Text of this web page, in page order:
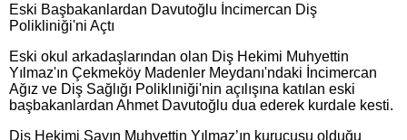
Eski Başbakanlardan Davutoğlu İncimercan Diş
Polikliniği'ni Açtı
Eski okul arkadaşlarından olan Diş Hekimi Muhyettin
Yılmaz'ın Çekmeköy Madenler Meydanı'ndaki İncimercan
Ağız ve Diş Sağlığı Poliklıniği'nin açılışına katılan eski
başbakanlardan Ahmet Davutoğlu dua ederek kurdale kesti.
Diş Hekimi Sayın Muhyettin Yılmaz’ın kurucusu olduğu